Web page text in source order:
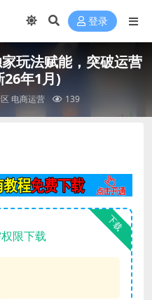
登录
玩法赋能，突破运营
26年1月)
电商运营 139
下载
限下载